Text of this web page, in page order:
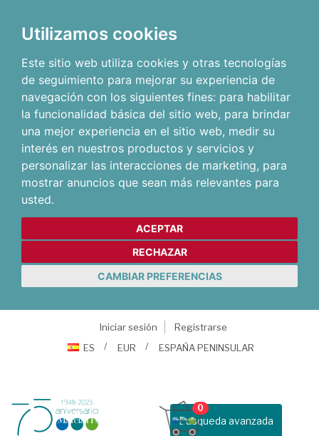
Utilizamos cookies
Este sitio web utiliza cookies y otras tecnologías
de seguimiento para mejorar su experiencia de
navegación con los siguientes fines: para habilitar
la funcionalidad básica del sitio web, para brindar
una mejor experiencia en el sitio web, medir su
interés en nuestros productos y servicios y
personalizar las interacciones de marketing, para
mostrar anuncios que sean más relevantes para
usted.
ACEPTAR
RECHAZAR
CAMBIAR PREFERENCIAS
Iniciar sesión
Registrarse
ES
EUR ESPAÑA PENINSULAR
Busqueda avanzada
0